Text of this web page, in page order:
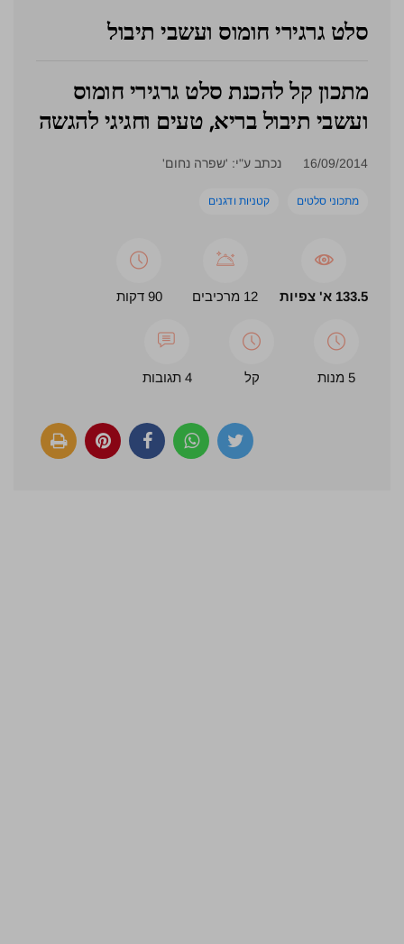
סלט גרגירי חומוס ועשבי תיבול
מתכון קל להכנת סלט גרגירי חומוס
ועשבי תיבול בריא, טעים וחגיגי להגשה
16/09/2014 נכתב ע"י: 'שפרה נחום'
מתכוני סלטים קטניות ודגנים
133.5 א' צפיות 12 מרכיבים 90 דקות
5 מנות קל 4 תגובות